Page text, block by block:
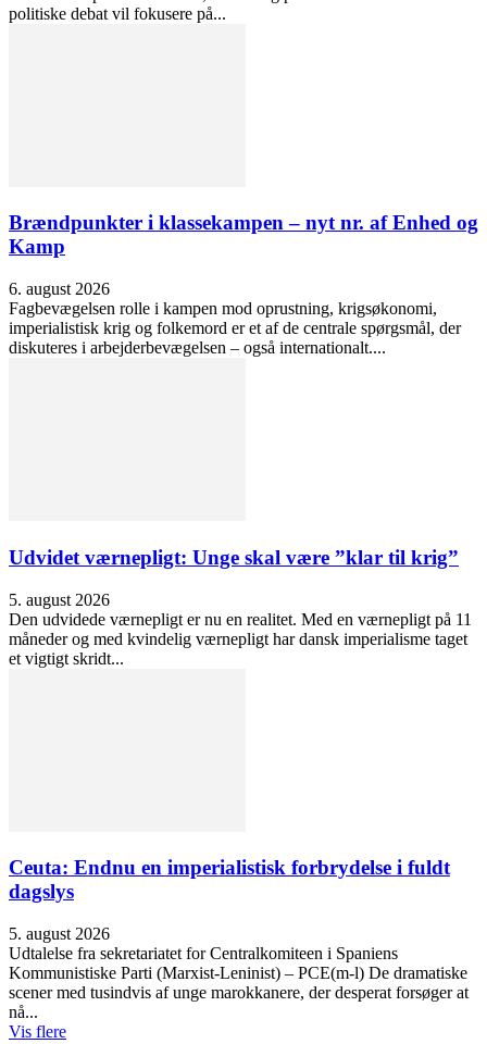
politiske debat vil fokusere på...
Brændpunkter i klassekampen – nyt nr. af Enhed og
Kamp
6. august 2026
Fagbevægelsen rolle i kampen mod oprustning, krigsøkonomi,
imperialistisk krig og folkemord er et af de centrale spørgsmål, der
diskuteres i arbejderbevægelsen – også internationalt....
Udvidet værnepligt: Unge skal være ”klar til krig”
5. august 2026
Den udvidede værnepligt er nu en realitet. Med en værnepligt på 11
måneder og med kvindelig værnepligt har dansk imperialisme taget
et vigtigt skridt...
Ceuta: Endnu en imperialistisk forbrydelse i fuldt
dagslys
5. august 2026
Udtalelse fra sekretariatet for Centralkomiteen i Spaniens
Kommunistiske Parti (Marxist-Leninist) – PCE(m-l) De dramatiske
scener med tusindvis af unge marokkanere, der desperat forsøger at
nå...
Vis flere